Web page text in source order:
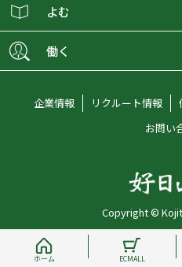
ショップブログ
会員募集
グラビティリサーチ
登山レポート
オンラインコンシェル
よむ
働く
アルバイト採用情報
社員メッセージ
企業情報 リクルート情報
お問い
Copyright ©
ホーム ECMALL